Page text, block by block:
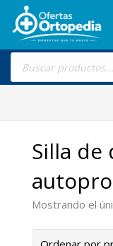
Búsqueda
productos
Silla de
Mostrando el